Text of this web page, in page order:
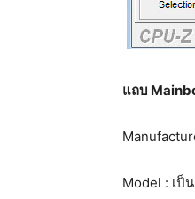
แถบ
Model : เป็